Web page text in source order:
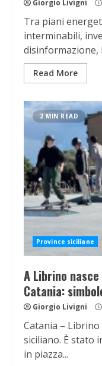
Giorgio Livigni
Tra piani
interminabili,
disinformazione,
Read More
2 MIN READ
Province siciliane
A Librino
Catania:
Giorgio Livigni
Catania –
siciliano. È stato
in piazza...